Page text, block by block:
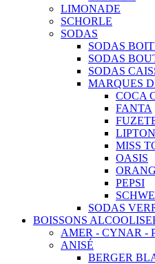
LIMONADE
SCHORLE
SODAS
SODAS
SODAS
SODAS
MARQUES
COCA
FANTA
LIPTON
MISS
OASIS
PEPSI
SODAS
BOISSONS
AMER - CYNAR -
ANISÉ
BERGER